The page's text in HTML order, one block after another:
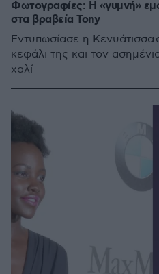
Φωτογραφίες: Η «γυμνή»
στα βραβεία Tony
Εντυπωσίασε η Κενυάτισσα
κεφάλι της και τον
χαλί